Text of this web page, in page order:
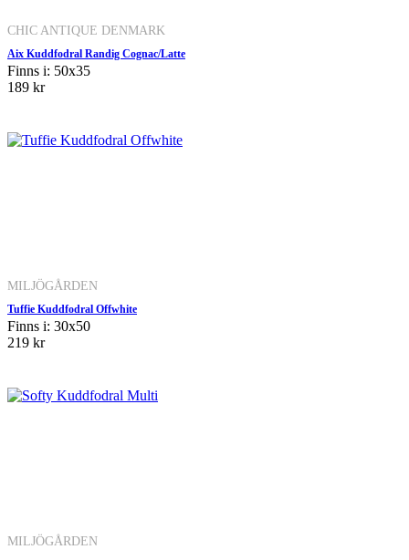
CHIC ANTIQUE DENMARK
Aix Kuddfodral Randig Cognac/Latte
Finns i: 50x35
189 kr
MILJÖGÅRDEN
Tuffie Kuddfodral Offwhite
Finns i: 30x50
219 kr
MILJÖGÅRDEN